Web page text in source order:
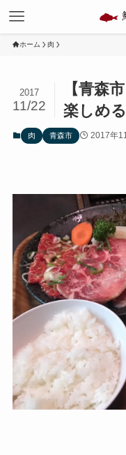
ホーム 肉
【青森
楽しめ
2017
11/22
肉 青森市 2017年